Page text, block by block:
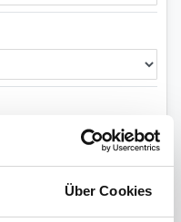
Über Cookies